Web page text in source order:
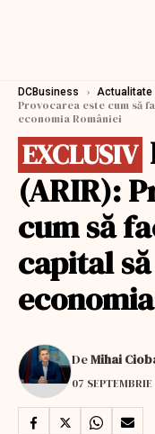
DCBusiness › Actualitate
Provocarea este cum să
economia României
EXCLUSIV
(ARIR):
cum să
capital
DeMihai
07